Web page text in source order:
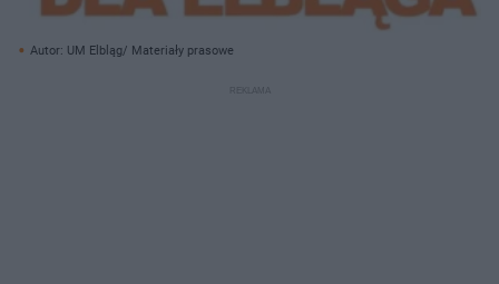
Autor: UM Elbląg/ Materiały prasowe